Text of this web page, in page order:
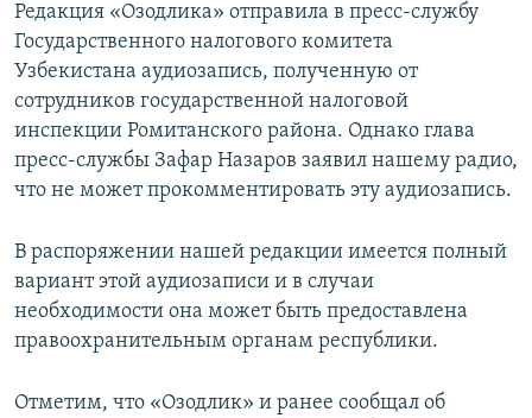
Редакция «Озодлика» отправила в пресс-службу
Государственного налогового комитета
Узбекистана аудиозапись, полученную от
сотрудников государственной налоговой
инспекции Ромитанского района. Однако глава
пресс-службы Зафар Назаров заявил нашему радио,
что не может прокомментировать эту аудиозапись.
В распоряжении нашей редакции имеется полный
вариант этой аудиозаписи и в случаи
необходимости она может быть предоставлена
правоохранительным органам республики.
Отметим, что «Озодлик» и ранее сообщал об